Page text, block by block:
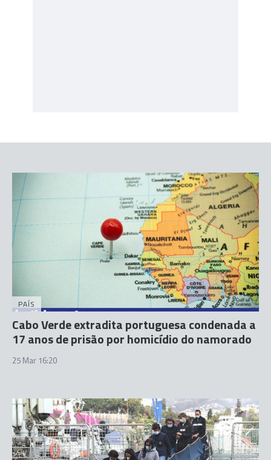
PAÍS
Cabo Verde extradita portuguesa condenada a
17 anos de prisão por homicídio do namorado
25 Mar 16:20